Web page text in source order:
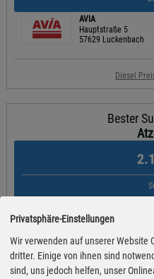
AVIA
Hauptstraße 5
57629 Luckenbach
Diesel
Bester
Hauptstraße 5
57629 Luckenbach
Super
Privatsphäre-Einstellungen
Wir verwenden auf unserer Website
dritter. Einige von ihnen sind
sind, uns jedoch helfen, unser